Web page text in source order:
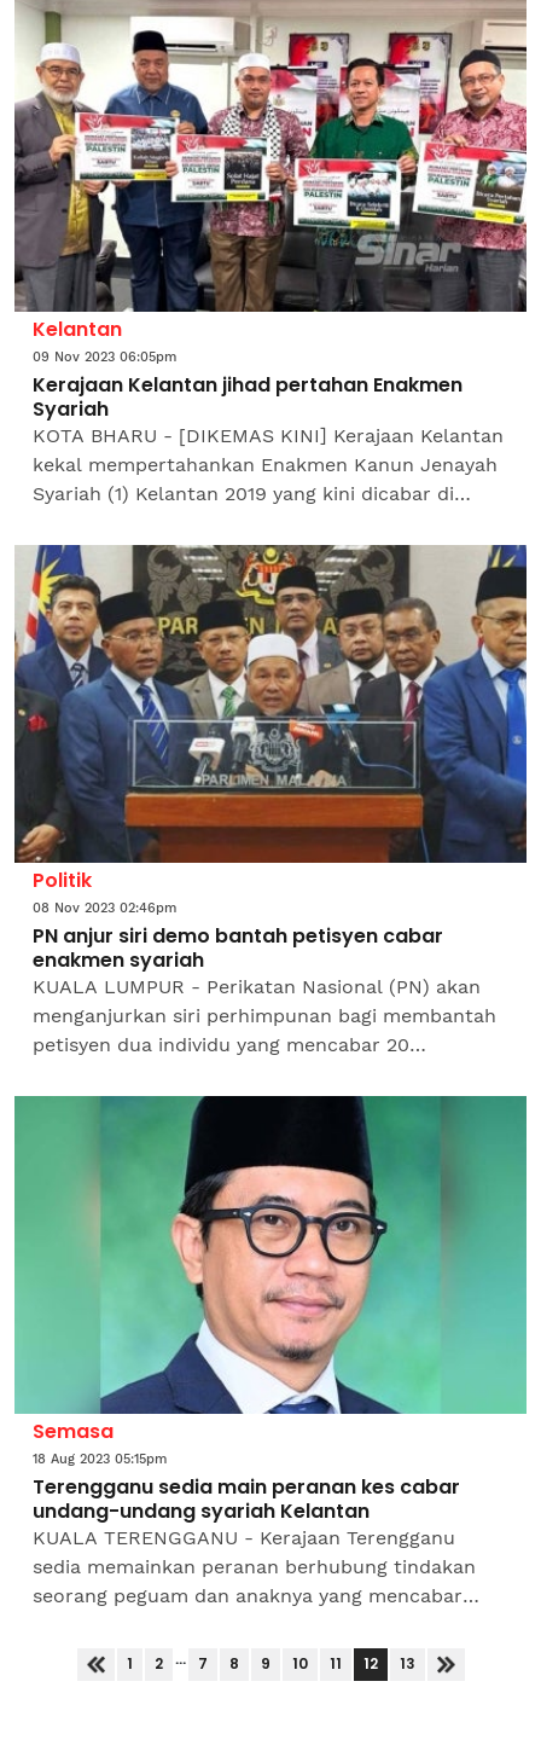
Kelantan
09 Nov 2023 06:05pm
Kerajaan Kelantan jihad pertahan Enakmen
Syariah
KOTA BHARU - [DIKEMAS KINI] Kerajaan Kelantan
kekal mempertahankan Enakmen Kanun Jenayah
Syariah (1) Kelantan 2019 yang kini dicabar di
Pembangunan Islam,...
Politik
08 Nov 2023 02:46pm
PN anjur siri demo bantah petisyen cabar
enakmen syariah
KUALA LUMPUR - Perikatan Nasional (PN) akan
menganjurkan siri perhimpunan bagi membantah
petisyen dua individu yang mencabar 20
Syariah (I) Kelantan...
Semasa
18 Aug 2023 05:15pm
Terengganu sedia main peranan kes cabar
undang-undang syariah Kelantan
KUALA TERENGGANU - Kerajaan Terengganu
sedia memainkan peranan berhubung tindakan
seorang peguam dan anaknya yang mencabar
Penerangan, Dakwah dan...
1 2 ... 7 8 9 10 11 12 13